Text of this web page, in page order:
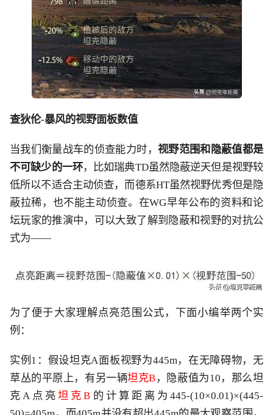
查狄伦-暴风的视野面板数值
当我们衡量战车的侦查能力时， 视野范围和隐蔽值都是
不可缺少的一环，比如瑞典TD虽然隐蔽逆天但是视野较
低所以不适合主动侦查，而德系HT虽然视野优秀但是隐
蔽拉稀，也不能主动侦查。在WG早年公布的资料和论
坛玩家的推演中，可以大致了解到隐蔽和视野的对抗公
式为——
为了便于大家理解点亮范围公式，下面小编举两个实
例：
实例 1：假设坦克A面板视野为445m，在无障碍物，无
草丛的平原上，有另一辆坦克B ，隐蔽值为10，那么坦
克A点亮坦克B 的计算距离为445-(10×0.01)×(445-